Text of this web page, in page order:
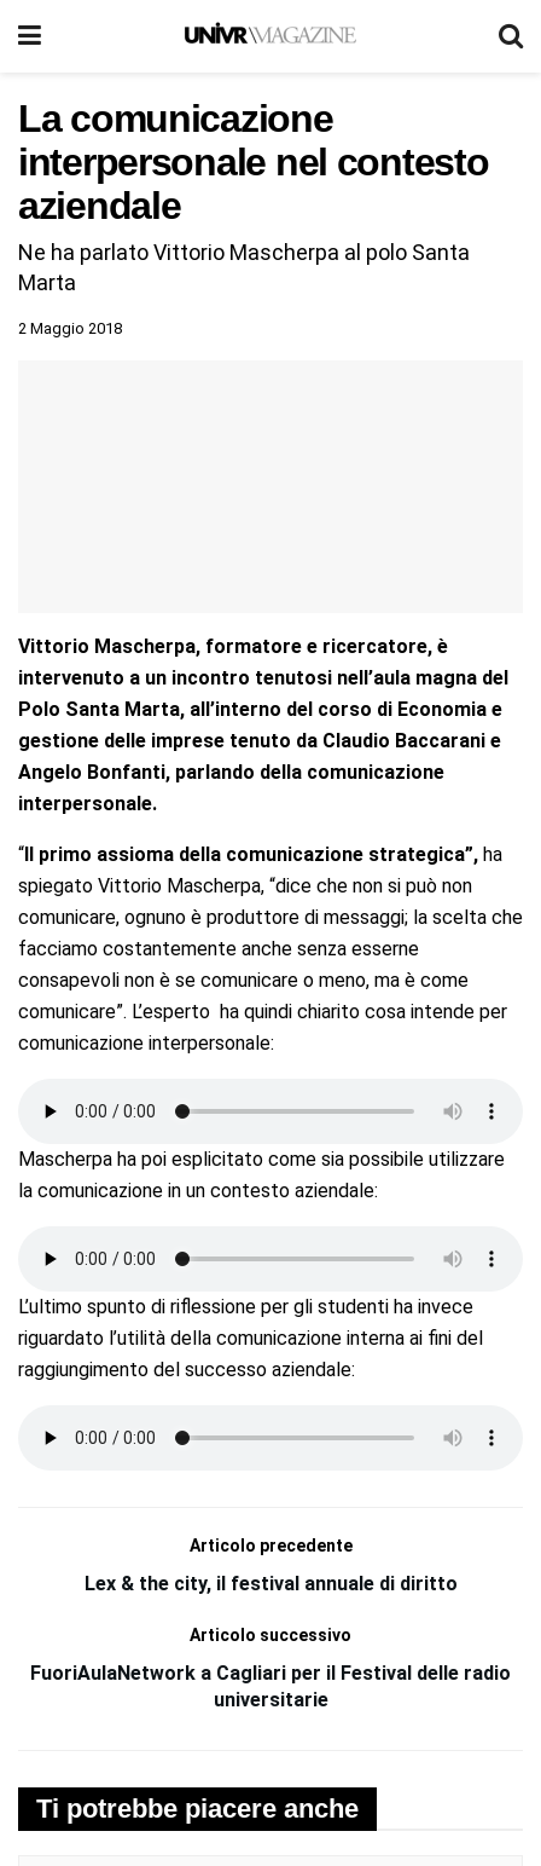
La comunicazione
interpersonale nel contesto
aziendale
Ne ha parlato Vittorio Mascherpa al polo Santa
Marta
2 Maggio 2018
Vittorio Mascherpa, formatore e ricercatore, è
intervenuto a un incontro tenutosi nell’aula magna del
Polo Santa Marta, all’interno del corso di Economia e
gestione delle imprese tenuto da Claudio Baccarani e
Angelo Bonfanti, parlando della comunicazione
interpersonale.
“Il primo assioma della comunicazione strategica”, ha
spiegato Vittorio Mascherpa, “dice che non si può non
comunicare, ognuno è produttore di messaggi; la scelta che
facciamo costantemente anche senza esserne
consapevoli non è se comunicare o meno, ma è come
comunicare”. L’esperto ha quindi chiarito cosa intende per
comunicazione interpersonale:
Mascherpa ha poi esplicitato come sia possibile utilizzare
la comunicazione in un contesto aziendale:
L’ultimo spunto di riflessione per gli studenti ha invece
riguardato l’utilità della comunicazione interna ai fini del
raggiungimento del successo aziendale:
Articolo precedente
Lex & the city, il festival annuale di diritto
Articolo successivo
FuoriAulaNetwork a Cagliari per il Festival delle radio
universitarie
Ti potrebbe piacere anche